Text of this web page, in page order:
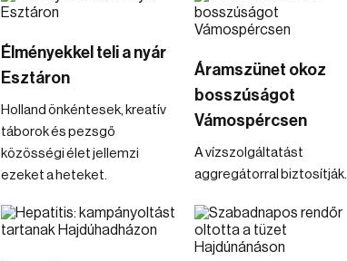
Élményekkel teli a nyár
Esztáron
Holland önkéntesek, kreatív
táborok és pezsgő
közösségi élet jellemzi
ezeket a heteket.
Áramszünet okoz
bosszúságot
Vámospércsen
A vízszolgáltatást
aggregátorral biztosítják.